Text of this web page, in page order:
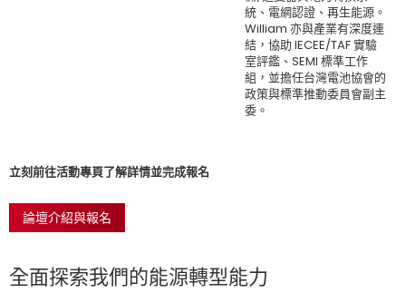
統、電網認證、再生能源。
William 亦與產業有深度連
結，協助 IECEE/TAF 實驗
室評鑑、SEMI 標準工作
組，並擔任台灣電池協會的
政策與標準推動委員會副主
委。
立刻前往活動專頁了解詳情並完成報名
論壇介紹與報名
全面探索我們的能源轉型能力